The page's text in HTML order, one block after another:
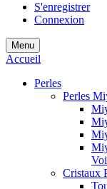
S'enregistrer
Connexion
Menu
Accueil
Perles
Perles
Cristaux